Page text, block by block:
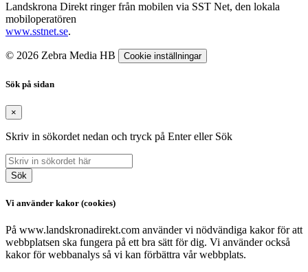
Landskrona Direkt ringer från mobilen via SST Net, den lokala
mobiloperatören
www.sstnet.se.
© 2026 Zebra Media HB Cookie inställningar
Sök på sidan
×
Skriv in sökordet nedan och tryck på Enter eller Sök
Sök
Vi använder kakor (cookies)
På www.landskronadirekt.com använder vi nödvändiga kakor för att
webbplatsen ska fungera på ett bra sätt för dig. Vi använder också
kakor för webbanalys så vi kan förbättra vår webbplats.